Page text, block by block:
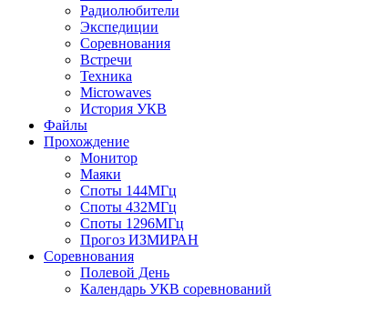
Радиолюбители
Экспедиции
Соревнования
Встречи
Техника
Microwaves
История УКВ
Файлы
Прохождение
Монитор
Маяки
Споты 144МГц
Споты 432МГц
Споты 1296МГц
Прогоз ИЗМИРАН
Соревнования
Полевой День
Календарь УКВ соревнований